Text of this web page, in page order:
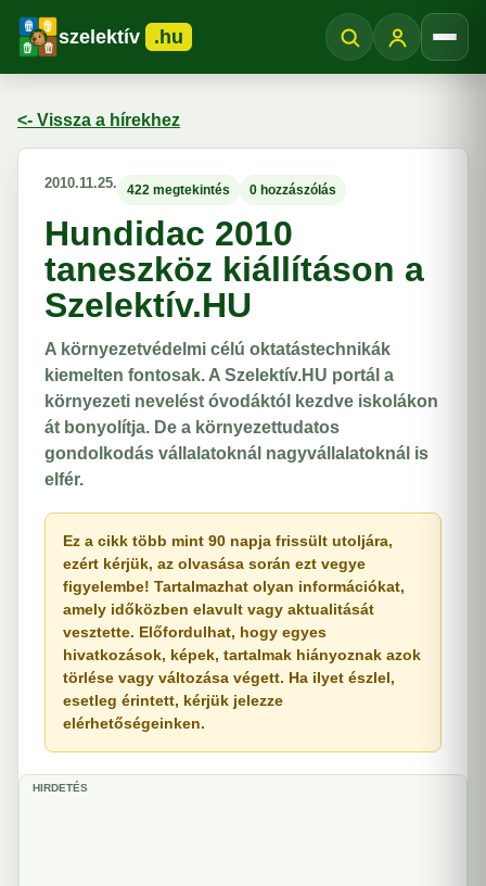
szelektív .hu
<- Vissza a hírekhez
2010.11.25. 422 megtekintés 0 hozzászólás
Hundidac 2010
taneszköz kiállításon a
Szelektív.HU
A környezetvédelmi célú oktatástechnikák
kiemelten fontosak. A Szelektív.HU portál a
környezeti nevelést óvodáktól kezdve iskolákon
át bonyolítja. De a környezettudatos
gondolkodás vállalatoknál nagyvállalatoknál is
elfér.
Ez a cikk több mint 90 napja frissült utoljára,
ezért kérjük, az olvasása során ezt vegye
figyelembe! Tartalmazhat olyan információkat,
amely időközben elavult vagy aktualitását
vesztette. Előfordulhat, hogy egyes
hivatkozások, képek, tartalmak hiányoznak azok
törlése vagy változása végett. Ha ilyet észlel,
esetleg érintett, kérjük jelezze
elérhetőségeinken.
HIRDETÉS